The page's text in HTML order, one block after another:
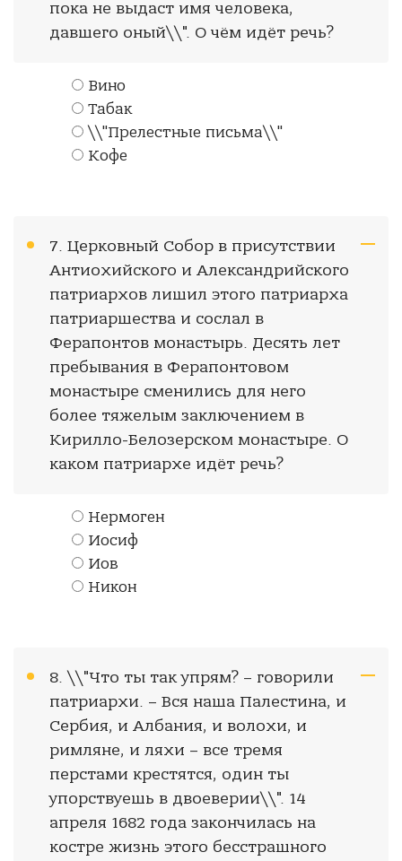
пока не выдаст имя человека,
давшего оный\\". О чём идёт речь?
Вино
Табак
\\"Прелестные письма\\"
Кофе
7. Церковный Собор в присутствии
Антиохийского и Александрийского
патриархов лишил этого патриарха
патриаршества и сослал в
Ферапонтов монастырь. Десять лет
пребывания в Ферапонтовом
монастыре сменились для него
более тяжелым заключением в
Кирилло-Белозерском монастыре. О
каком патриархе идёт речь?
Нермоген
Иосиф
Иов
Никон
8. \\"Что ты так упрям? – говорили
патриархи. – Вся наша Палестина, и
Сербия, и Албания, и волохи, и
римляне, и ляхи – все тремя
перстами крестятся, один ты
упорствуешь в двоеверии\\". 14
апреля 1682 года закончилась на
костре жизнь этого бесстрашного